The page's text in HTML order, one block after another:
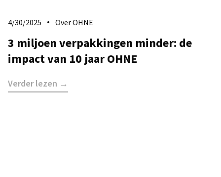
4/30/2025 Over OHNE
3 miljoen verpakkingen minder: de
impact van 10 jaar OHNE
Verder lezen →